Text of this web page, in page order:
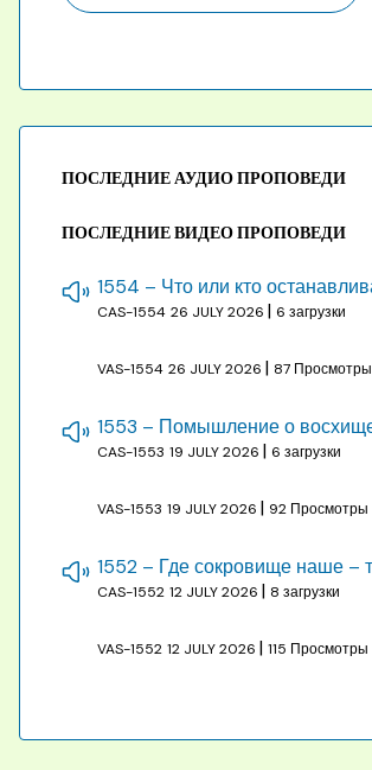
ПОСЛЕДНИЕ АУДИО ПРОПОВЕДИ
ПОСЛЕДНИЕ ВИДЕО ПРОПОВЕДИ
CAS-1554 26 JULY 2026 | 6 загрузки
VAS-1554 26 JULY 2026 | 87 Просмотры
CAS-1553 19 JULY 2026 | 6 загрузки
VAS-1553 19 JULY 2026 | 92 Просмотры
CAS-1552 12 JULY 2026 | 8 загрузки
VAS-1552 12 JULY 2026 | 115 Просмотры